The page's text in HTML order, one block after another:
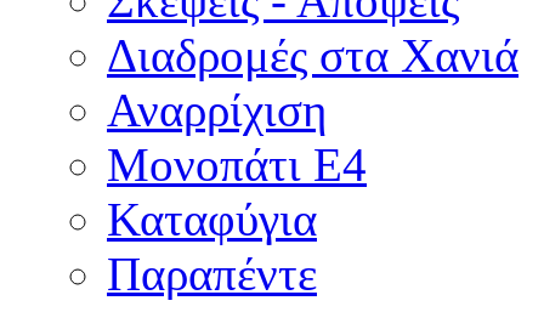
Διαδρομές στα Χανιά
Αναρρίχιση
Μονοπάτι Ε4
Καταφύγια
Παραπέντε